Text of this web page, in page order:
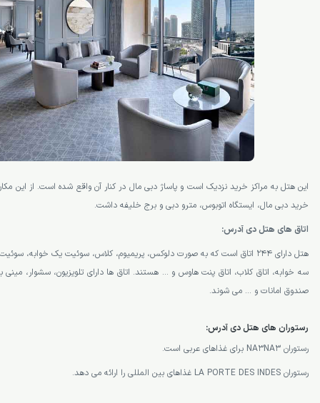
این هتل به مراکز خرید نزدیک است و پاساژ دبی مال در کنار آن واقع شده است. از این
خرید دبی مال، ایستگاه اتوبوس، مترو دبی و برج خلیفه داشت.
اتاق های هتل دی آدرس:
هتل دارای 244 اتاق است که به صورت دلوکس، پریمیوم، کلاس، سوئیت یک خوابه،
سه خوابه، اتاق کلاب، اتاق پنت هاوس و … هستند. اتاق ها دارای تلویزیون، سشوار، مینی
صندوق امانات و … می شوند.
رستوران های هتل دی آدرس:
رستوران NA3NA3 برای غذاهای عربی است.
رستوران LA PORTE DES INDES غذاهای بین المللی را ارائه می دهد.